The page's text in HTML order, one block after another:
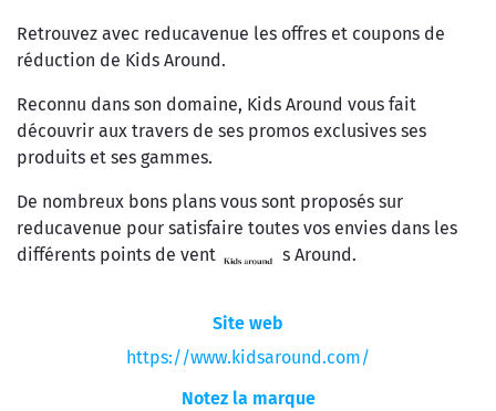
Retrouvez avec reducavenue les offres et coupons de
réduction de Kids Around.
Reconnu dans son domaine, Kids Around vous fait
découvrir aux travers de ses promos exclusives ses
produits et ses gammes.
De nombreux bons plans vous sont proposés sur
reducavenue pour satisfaire toutes vos envies dans les
différents points de vente de Kids Around.
Site web
https://www.kidsaround.com/
Notez la marque